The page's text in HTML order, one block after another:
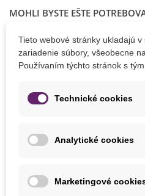
MOHLI BYSTE EŠTE
Pridať do košíka
Tieto webové stránky ukladajú
zariadenie súbory, všeobecne
Používaním týchto stránok s
Technické cookies
Analytické cookies
Marketingové